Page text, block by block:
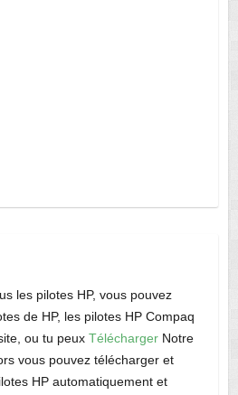
les pilotes HP, vous pouvez
de HP, les pilotes HP Compaq
ou tu peux TéléchargerNotre
vous pouvez télécharger et
HP automatiquement et